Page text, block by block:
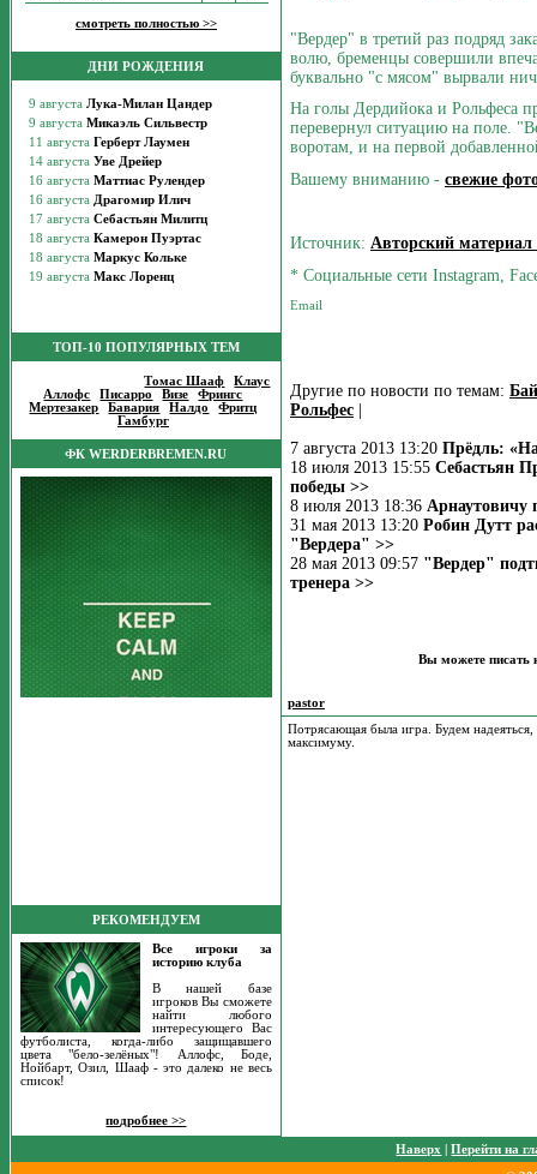
смотреть полностью >>
ДНИ РОЖДЕНИЯ
ТОП-10 ПОПУЛЯРНЫХ ТЕМ
:Томас Шааф |Клаус
Аллофс |Писарро |Визе |Фрингс
Мертезакер |Бавария |Налдо |Фритц
Гамбург
ФК WERDERBREMEN.RU
РЕКОМЕНДУЕМ
Все игроки за
историю клуба
В нашей базе
игроков Вы сможете
найти любого
интересующего Вас
футболиста, когда-либо защищавшего
цвета "бело-зелёных"! Аллофс, Боде,
Нойбарт, Озил, Шааф - это далеко не весь
список!
подробнее >>
"Вердер" в третий раз подряд
волю, бременцы совершили
буквально "с мясом" вырвали
На голы Дердийока и Рольфеса
перевернул ситуацию на поле.
воротам, и на первой
Вашему вниманию - свежие
Источник: Авторский
* Социальные сети Instagram,
Другие по новости по темам:
Рольфес
7 августа 2013 13:20 Прёдль:
18 июля 2013 15:55 Себастьян
победы >>
8 июля 2013 18:36 Арнаутовичу
31 мая 2013 13:20 Робин Дутт
"Вердера" >>
28 мая 2013 09:57 "Вердер"
тренера >>
Вы можете писать
pastor
Потрясающая была игра. Будем
максимуму.
Наверх |Перейти на